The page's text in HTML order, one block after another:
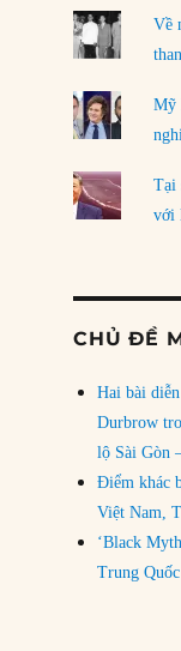
Về
Mỹ
Tại
với
CHỦ ĐỀ
Hai bài
Durbrow
lộ Sài Gòn
Điểm khác
Việt Nam,
‘Black
Trung Quốc